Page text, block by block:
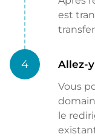
est
4 Allez-
Vous
le